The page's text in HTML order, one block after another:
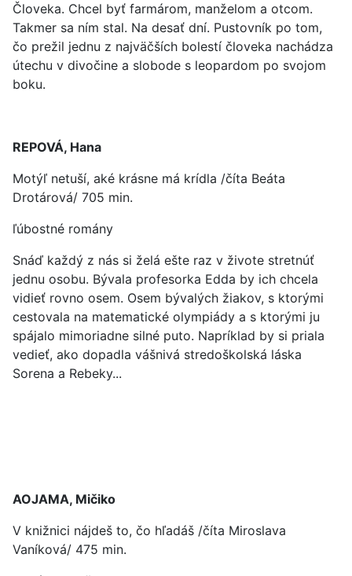
Človeka. Chcel byť farmárom, manželom a otcom.
Takmer sa ním stal. Na desať dní. Pustovník po tom,
čo prežil jednu z najväčších bolestí človeka nachádza
útechu v divočine a slobode s leopardom po svojom
boku.
REPOVÁ, Hana
Motýľ netuší, aké krásne má krídla /číta Beáta
Drotárová/ 705 min.
ľúbostné romány
Snáď každý z nás si želá ešte raz v živote stretnúť
jednu osobu. Bývala profesorka Edda by ich chcela
vidieť rovno osem. Osem bývalých žiakov, s ktorými
cestovala na matematické olympiády a s ktorými ju
spájalo mimoriadne silné puto. Napríklad by si priala
vedieť, ako dopadla vášnivá stredoškolská láska
Sorena a Rebeky...
AOJAMA, Mičiko
V knižnici nájdeš to, čo hľadáš /číta Miroslava
Vaníková/ 475 min.